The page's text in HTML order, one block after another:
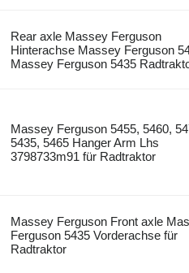
Rear axle Massey Ferguson
Hinterachse Massey Ferguson
Massey Ferguson 5435
Massey Ferguson 5455, 5460,
5435, 5465 Hanger Arm Lhs
3798733m91 für Radtraktor
Massey Ferguson Front axle
Ferguson 5435 Vorderachse für
Radtraktor